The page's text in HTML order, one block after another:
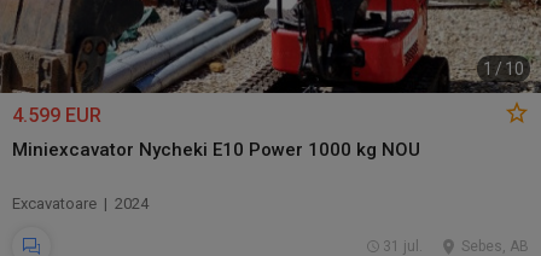
1 / 10
4.599 EUR
Miniexcavator Nycheki E10 Power 1000 kg NOU
Excavatoare | 2024
Sebes, AB
31 jul.